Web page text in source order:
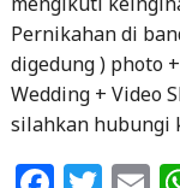
Pernikahan di
digedung ) photo
Wedding + Video
silahkan hubungi